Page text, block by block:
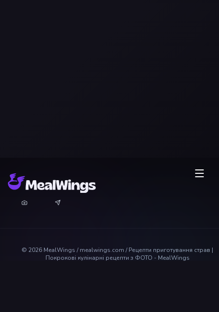
© 2026 MealWings / mealwings.com /Рецепти приготування страв |
Покрокові кулінарні рецепти з ФОТО - MealWings